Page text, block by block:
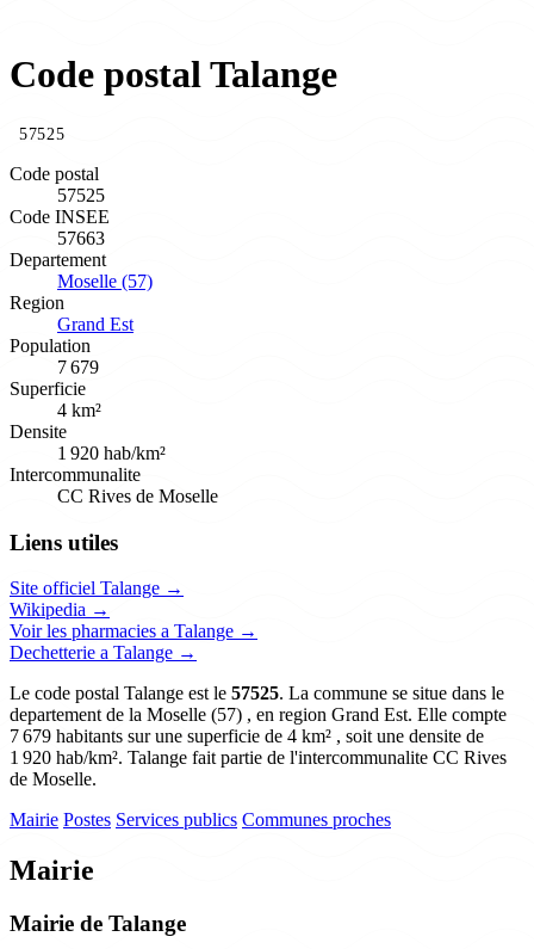
Code postal Talange
57525
Code postal
57525
Code INSEE
57663
Departement
Moselle (57)
Region
Grand Est
Population
7 679
Superficie
4 km²
Densite
1 920 hab/km²
Intercommunalite
CC Rives de Moselle
Liens utiles
Site officiel Talange →
Wikipedia →
Voir les pharmacies a Talange →
Dechetterie a Talange →
Le code postal Talange est le 57525. La commune se situe dans le
departement de la Moselle (57) , en region Grand Est. Elle compte
7 679 habitants sur une superficie de 4 km² , soit une densite de
1 920 hab/km². Talange fait partie de l'intercommunalite CC Rives
de Moselle.
Mairie Postes Services publics Communes proches
Mairie
Mairie de Talange